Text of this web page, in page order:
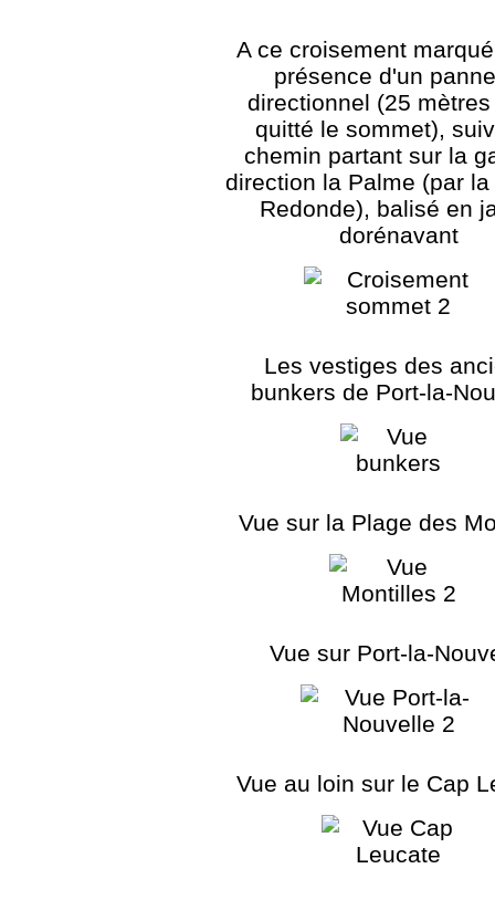
A ce croisement
présence d'un
directionnel (25
quitté le sommet),
chemin partant sur la
direction la Palme (par la
Redonde), balisé en
dorénavant
Les vestiges des
bunkers de Port-la-
Vue sur la Plage des
Vue sur Port-la-
Vue au loin sur le Cap